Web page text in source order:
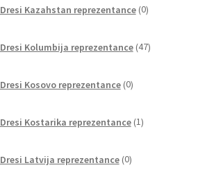
Dresi Kazahstan reprezentance 0izdelkov
Dresi Kolumbija reprezentance 47izdelkov
Dresi Kosovo reprezentance 0izdelkov
Dresi Kostarika reprezentance 1izdelek
Dresi Latvija reprezentance 0izdelkov